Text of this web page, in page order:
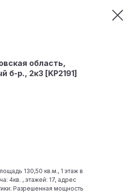
область,
б-р., 2к3 [KP2191]
130,50 кв.м., 1 этаж в
4кв. , этажей: 17, адрес
Разрешенная мощность